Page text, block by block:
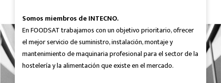
Somos miembros de INTECNO.
En FOODSAT trabajamos con un objetivo prioritario, ofrecer
el mejor servicio de suministro, instalación, montaje y
mantenimiento de maquinaria profesional para el sector de la
hostelería y la alimentación que existe en el mercado.